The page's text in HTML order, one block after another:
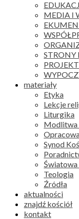
MEDIA I
STRONY
materiały
Etyka
Lekcje
Liturgika
Modlitwa
Synod
Światowa
Teologia
Źródła
aktualności
znajdź kościół
kontakt